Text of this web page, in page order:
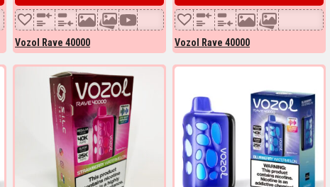
Vozol Rave 40000 Vozol Rave 40000